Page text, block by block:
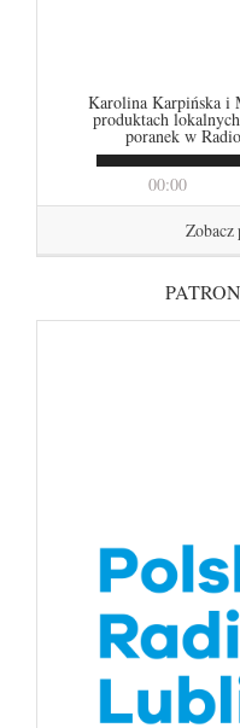
00:00
Karolina Karpińska i
produktach
poranek w
Zobacz